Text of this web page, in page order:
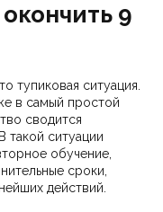
9
тупиковая ситуация.
в самый простой
сводится
такой ситуации
обучение,
сроки,
действий.